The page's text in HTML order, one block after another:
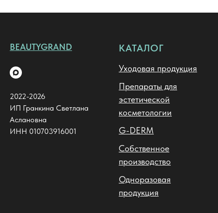
BEAUTYGRAND
2022-2026
ИП Гранкина Светлана
Аслановна
ИНН 010703916001
КАТАЛОГ
Уходовая продукция
Препараты для
эстетической
косметологии
G-DERM
Собственное
производство
Одноразовая
продукция